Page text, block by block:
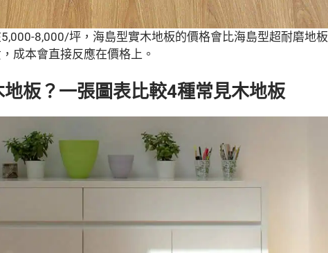
8,000/坪，海島型實木地板的價格會比海島型超耐磨地板
成本會直接反應在價格上。
板？一張圖表比較4種常見木地板